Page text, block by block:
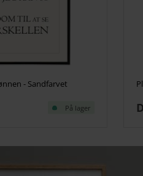
- Sandfarvet
På lager